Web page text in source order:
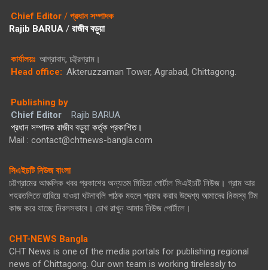
Chief Editor / প্রধান সম্পাদক
Rajib BARUA / রাজীব বড়ুয়া
কার্যালয়ঃ আগ্রাবাদ, চট্ট্রগ্রাম।
Head office: Akteruzzaman Tower, Agrabad, Chittagong.
Publishing by
Chief Editor
Rajib BARUA
প্রধান সম্পাদক রাজীব বড়ুয়া কর্তৃক প্রকাশিত।
Mail : contact@chtnews-bangla.com
সিএইচটি নিউজ বাংলা
চট্টগ্রামের আঞ্চলিক খবর প্রকাশের অন্যতম মিডিয়া পোর্টাল সিএইচটি নিউজ। গ্রাম আর
শহরতলিতে হারিয়ে যাওয়া ঘটনাবলি পাঠক মহলে প্রচার করার উদ্দেশ্য আমাদের নিজস্ব টিম
কাজ করে যাচ্ছে নিরলসভাবে। চোখ রাখুন আমার নিউজ পোর্টালে।
CHT-NEWS Bangla
CHT News is one of the media portals for publishing regional
news of Chittagong. Our own team is working tirelessly to